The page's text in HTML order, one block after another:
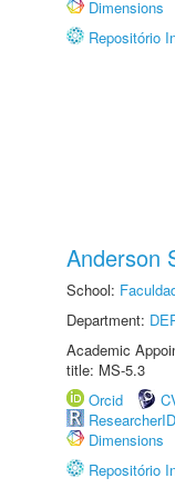
Dimensions
Repositório
Anderson
School:
Department:
Academic
title: MS-5.3
Orcid
ResearcherID
Dimensions
Repositório